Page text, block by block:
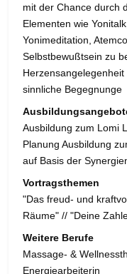
mit der Chance durch
Elementen wie
Yonimeditation,
Selbstbewußtsein zu
sinnliche Begegnunge
Ausbildung zum Lomi
Planung Ausbildung
auf Basis der
Vortragsthemen
"Das freud- und
Räume" // "Deine
Weitere Berufe
Massage- &
Energiearbeiterin